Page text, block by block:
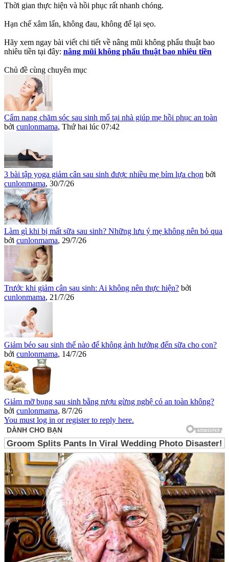
Thời gian thực hiện và hồi phục rất nhanh chóng.
Hạn chế xâm lấn, không đau, không để lại sẹo.
Hãy xem ngay bài viết chi tiết về nâng mũi không phẩu thuật bao
nhiêu tiền tại đây: nâng mũi không phẩu thuật bao nhiêu tiền
Chủ đề cùng chuyên mục
Cẩm nang chăm sóc sau sinh mổ tại nhà giúp mẹ hồi phục an toàn
bởi cunlonmama, Thứ hai lúc 07:42
3 bài tập yoga giảm cân sau sinh được nhiều mẹ bỉm lựa chọn bởi
cunlonmama, 30/7/26
Làm gì khi bị mất sữa sau sinh? Những lưu ý mẹ không nên bỏ qua
bởi cunlonmama, 29/7/26
Trước khi giảm cân sau sinh: Ai không nên thực hiện? bởi
cunlonmama, 21/7/26
Giảm béo sau sinh thế nào để không ảnh hưởng đến sữa cho con?
bởi cunlonmama, 14/7/26
Giảm mỡ bụng sau sinh bằng rượu gừng nghệ có an toàn không?
bởi cunlonmama, 8/7/26
You must log in or register to reply here.